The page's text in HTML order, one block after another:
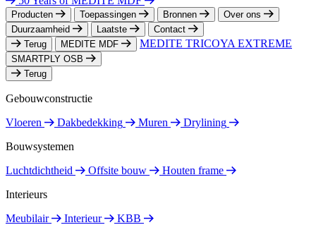
Producten Toepassingen Bronnen
Over ons
Duurzaamheid
Laatste
Contact
Terug
MEDITE MDF MEDITE TRICOYA EXTREME
SMARTPLY OSB
Terug
Gebouwconstructie
Vloeren
Dakbedekking Muren
Drylining
Bouwsystemen
Luchtdichtheid
Offsite bouw
Houten frame
Interieurs
Meubilair
Interieur
KBB